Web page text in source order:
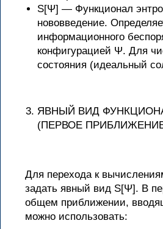
S[Ψ] — Функционал
нововведение.
информационного
конфигурацией Ψ. Для
состояния (идеальный
ЯВНЫЙ ВИД
(ПЕРВОЕ
Для перехода к
задать явный вид S[Ψ]. В
общем приближении,
можно использовать: